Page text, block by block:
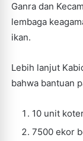
Ganra dan
lembaga
ikan.
Lebih lanjut
bahwa bantuan
10 unit
7500 ekor